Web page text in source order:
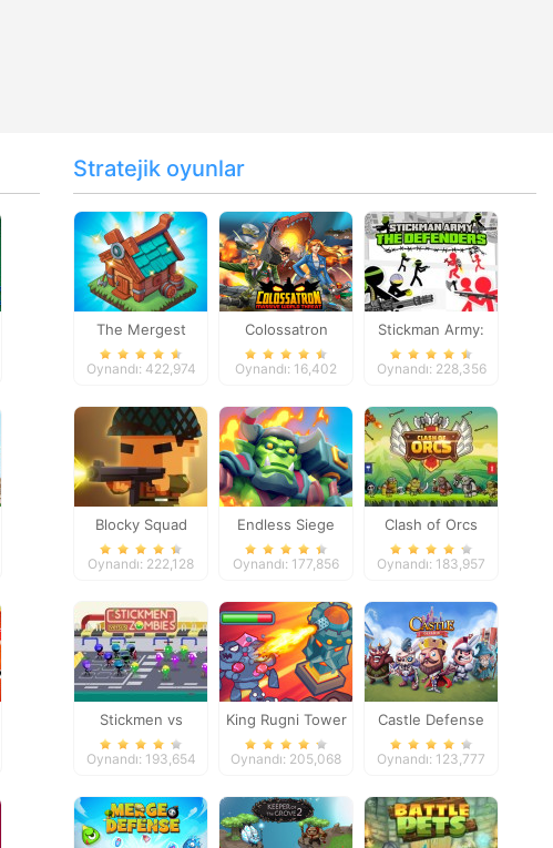
Stratejik oyunlar
The Mergest
Kingdom
Oynandı: 422,974
Colossatron
Oynandı: 16,402
Stickman Army:
The Defenders
Oynandı: 228,356
Blocky Squad
Oynandı: 222,128
Endless Siege
Oynandı: 177,856
Clash of Orcs
Oynandı: 183,957
Stickmen vs
Zombies
Oynandı: 193,654
King Rugni Tower
Defense
Oynandı: 205,068
Castle Defense
Oynandı: 123,777